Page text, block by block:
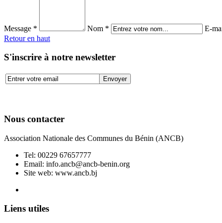
Message * Nom *
E-
Retour en haut
S'inscrire à notre newsletter
Nous contacter
Association Nationale des Communes du Bénin (ANCB)
Tel: 00229 67657777
Email: info.ancb@ancb-benin.org
Site web: www.ancb.bj
Liens utiles